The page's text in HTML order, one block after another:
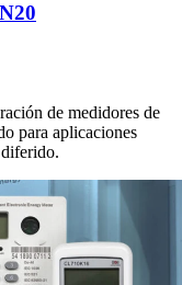
de medidores de
para aplicaciones